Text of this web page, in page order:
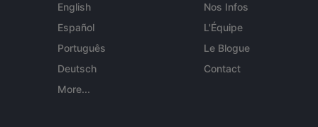
English
Español
Português
Deutsch
More...
Nos Infos
L'Équipe
Le Blogue
Contact